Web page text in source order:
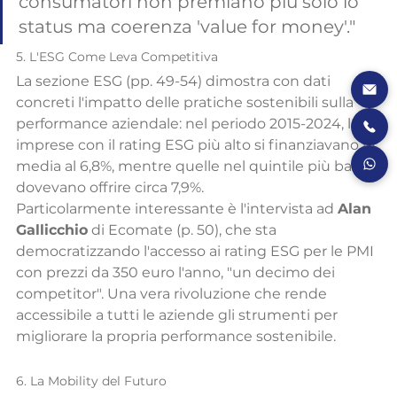
status ma coerenza 'value for money'."
5. L'ESG Come Leva Competitiva
La sezione ESG (pp. 49-54) dimostra con dati
concreti l'impatto delle pratiche sostenibili sulla
performance aziendale: nel periodo 2015-2024, le
imprese con il rating ESG più alto si finanziavano in
media al 6,8%, mentre quelle nel quintile più basso
dovevano offrire circa 7,9%.
Particolarmente interessante è l'intervista ad Alan
Gallicchio di Ecomate (p. 50), che sta
democratizzando l'accesso ai rating ESG per le PMI
con prezzi da 350 euro l'anno, "un decimo dei
competitor". Una vera rivoluzione che rende
accessibile a tutti le aziende gli strumenti per
migliorare la propria performance sostenibile.
6. La Mobility del Futuro